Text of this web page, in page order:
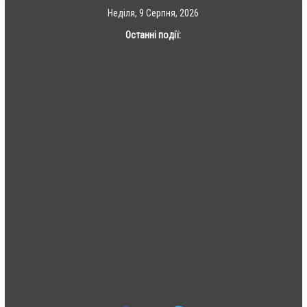
Неділя, 9 Серпня, 2026
Останні події: